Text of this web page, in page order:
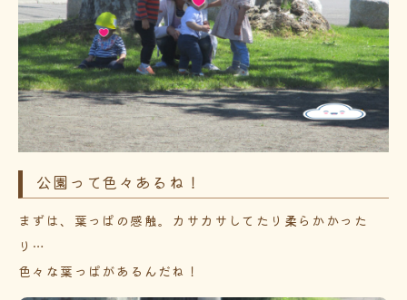
公園って色々あるね！
まずは、葉っぱの感触。カサカサしてたり柔らかかった
り…
色々な葉っぱがあるんだね！